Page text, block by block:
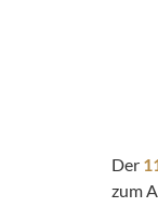
Der
zum